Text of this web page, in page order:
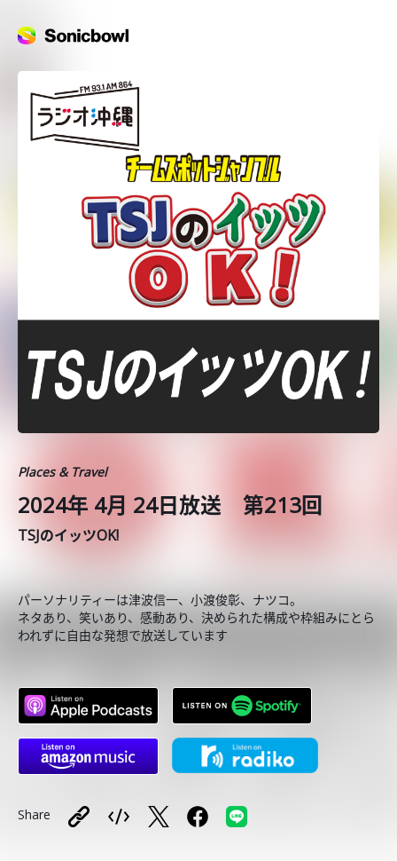
Places & Travel
2024年 4月 24日放送 第213回
TSJのイッツOK!
パーソナリティーは津波信一、小渡俊彰、ナツコ。
ネタあり、笑いあり、感動あり、決められた構成や枠組みにとら
われずに自由な発想で放送しています
Share